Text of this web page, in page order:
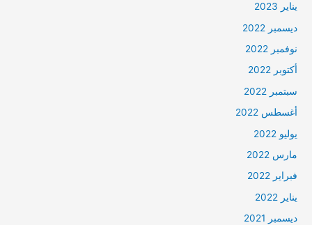
يناير 2023
ديسمبر 2022
نوفمبر 2022
أكتوبر 2022
سبتمبر 2022
أغسطس 2022
يوليو 2022
مارس 2022
فبراير 2022
يناير 2022
ديسمبر 2021